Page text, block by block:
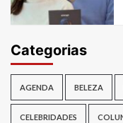
Categorias
AGENDA BELEZA
CELEBRIDADES